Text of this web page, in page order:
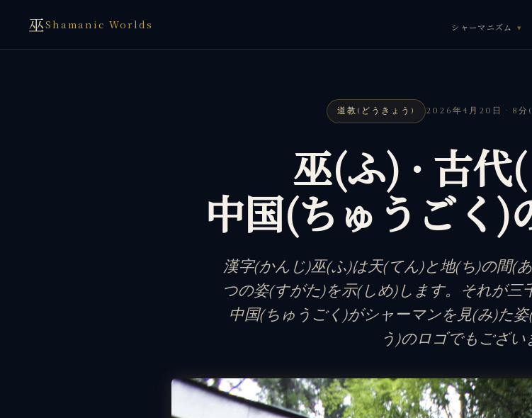
巫Shamanic Worlds シャーマニズム
道教(どうきょう) 2026年4月20日 · 8分
巫(ふ) · 古代
中国(ちゅうごく)
漢字(かんじ)巫(ふ)は天(てん)と地(ち)の間(
つの姿(すがた)を示(しめ)します。それが三
中国(ちゅうごく)がシャーマンを見(み)た
う)のロゴでもござい